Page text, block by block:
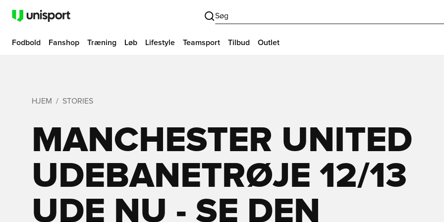
Søg
Fodbold Fanshop Træning Løb Lifestyle Teamsport Tilbud Outlet
HJEM STORIES
MANCHESTER UNITED
UDEBANETRØJE 12/13
UDE NU - SE DEN